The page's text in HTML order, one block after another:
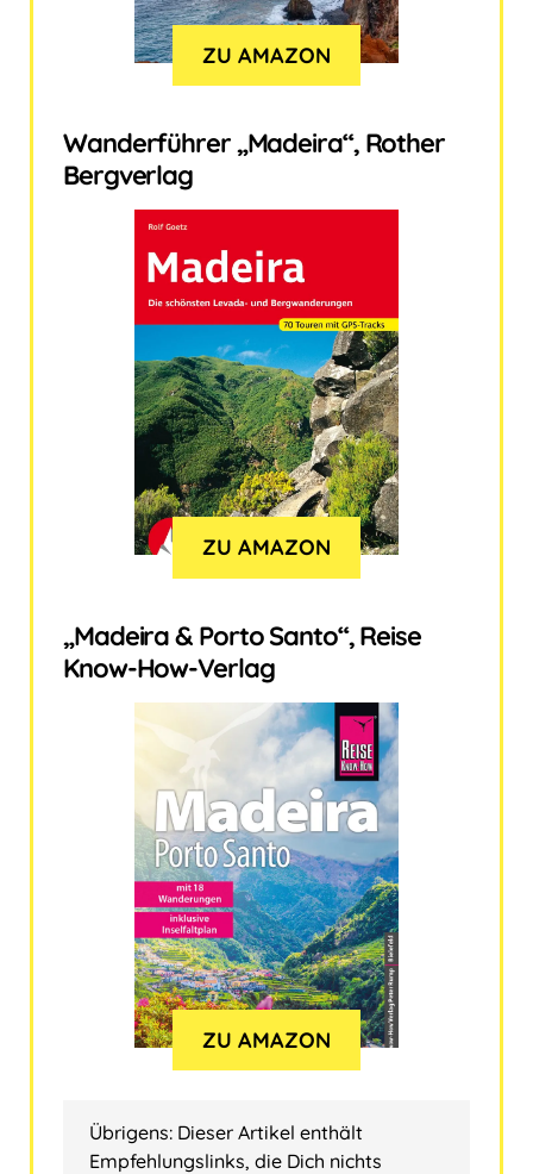
ZU AMAZON
ZU AMAZON
Wanderführer „Madeira“, Rother
Bergverlag
ZU AMAZON
„Madeira & Porto Santo“, Reise
Know-How-Verlag
Übrigens: Dieser Artikel enthält
Empfehlungslinks, die Dich nichts